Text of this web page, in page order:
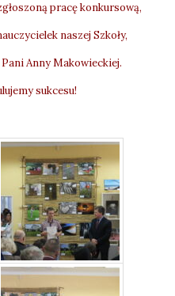
pracę konkursową,
naszej Szkoły,
Anny Makowieckiej.
sukcesu!